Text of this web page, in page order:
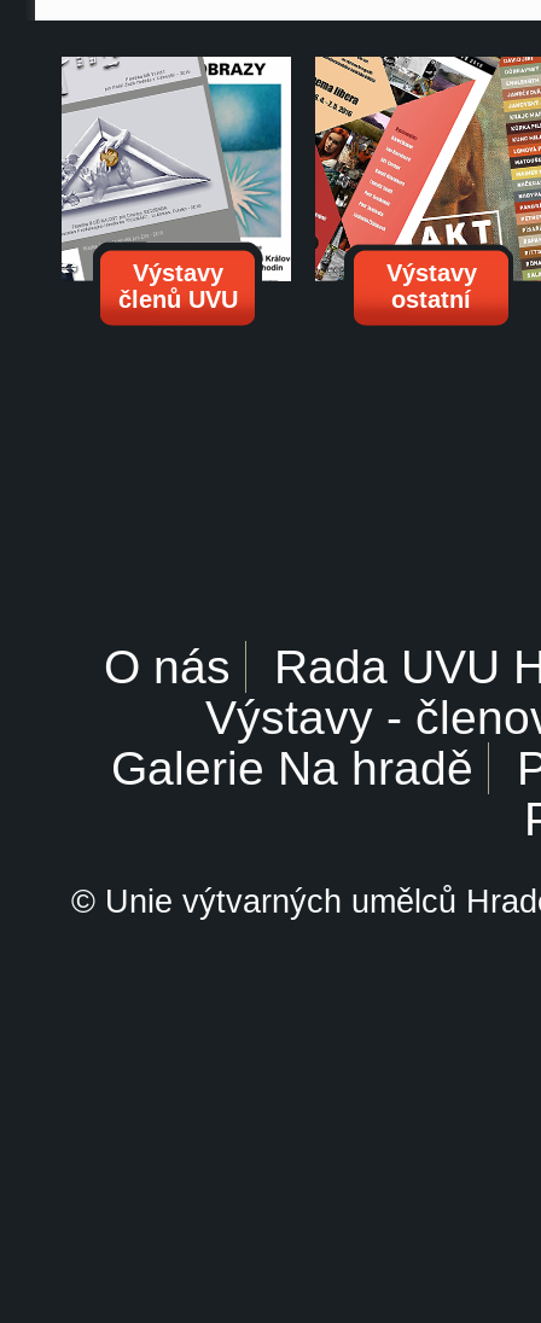
Výstavy
členů UVU
Výstavy
ostatní
O nás
Rada UVU
Výstavy -
Galerie Na hradě
© Unie výtvarných umělců